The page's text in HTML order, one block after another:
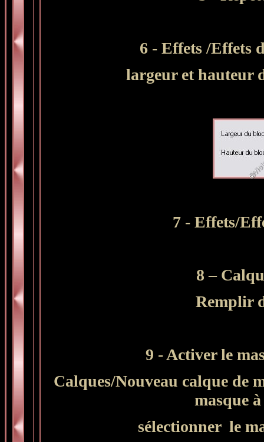
6 - Effets /Effets
largeur et hauteur
7 - Effets/
8 –
Remplir
9 -Activer le
Calques/Nouveau calque de
masque
sélectionner le